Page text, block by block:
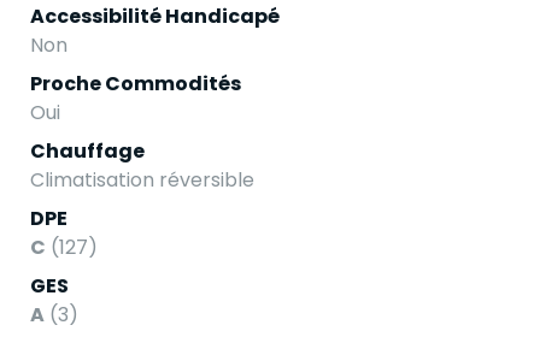
Accessibilité Handicapé
Non
Proche Commodités
Oui
Chauffage
Climatisation réversible
DPE
C (127)
GES
A (3)